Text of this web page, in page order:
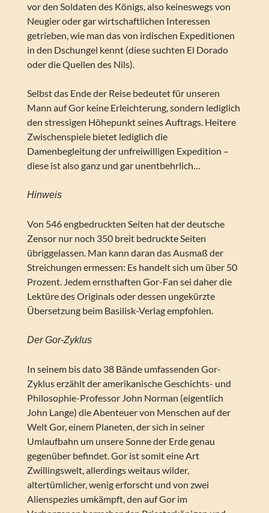
vor den Soldaten des Königs, also keineswegs von
Neugier oder gar wirtschaftlichen Interessen
getrieben, wie man das von irdischen Expeditionen
in den Dschungel kennt (diese suchten El Dorado
oder die Quellen des Nils).
Selbst das Ende der Reise bedeutet für unseren
Mann auf Gor keine Erleichterung, sondern lediglich
den stressigen Höhepunkt seines Auftrags. Heitere
Zwischenspiele bietet lediglich die
Damenbegleitung der unfreiwilligen Expedition –
diese ist also ganz und gar unentbehrlich…
Hinweis
Von 546 engbedruckten Seiten hat der deutsche
Zensor nur noch 350 breit bedruckte Seiten
übriggelassen. Man kann daran das Ausmaß der
Streichungen ermessen: Es handelt sich um über 50
Prozent. Jedem ernsthaften Gor-Fan sei daher die
Lektüre des Originals oder dessen ungekürzte
Übersetzung beim Basilisk-Verlag empfohlen.
Der Gor-Zyklus
In seinem bis dato 38 Bände umfassenden Gor-
Zyklus erzählt der amerikanische Geschichts- und
Philosophie-Professor John Norman (eigentlich
John Lange) die Abenteuer von Menschen auf der
Welt Gor, einem Planeten, der sich in seiner
Umlaufbahn um unsere Sonne der Erde genau
gegenüber befindet. Gor ist somit eine Art
Zwillingswelt, allerdings weitaus wilder,
altertümlicher, wenig erforscht und von zwei
Alienspezies umkämpft, den auf Gor im